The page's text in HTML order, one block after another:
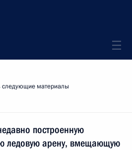
следующие материалы
построенную
ледовую арену, вмещающую